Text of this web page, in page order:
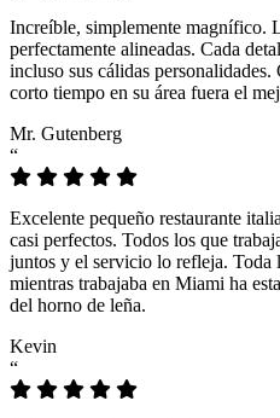
Increíble, simplemente magnífico.
perfectamente alineadas. Cada
incluso sus cálidas
corto tiempo en su área fuera el
Mr. Gutenberg
“
Excelente pequeño restaurante
casi perfectos. Todos los que
juntos y el servicio lo refleja. Toda
mientras trabajaba en Miami ha
del horno de leña.
Kevin
“